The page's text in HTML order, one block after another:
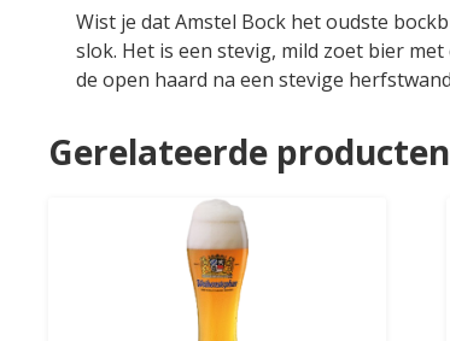
Wist je dat Amstel Bock het oudste
slok. Het is een stevig, mild zoet bier
de open haard na een stevige
Gerelateerde producten